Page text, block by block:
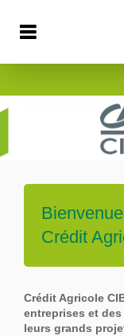
Crédit
Crédit Agricole
entreprises et
leurs grands